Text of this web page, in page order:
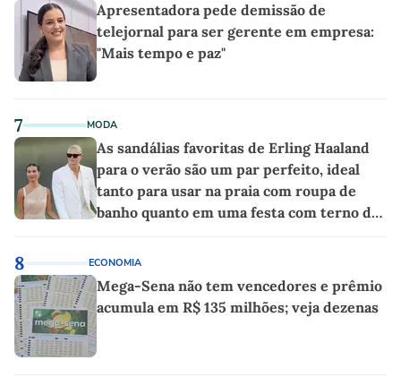
Apresentadora pede demissão de
telejornal para ser gerente em empresa:
"Mais tempo e paz"
7 MODA
As sandálias favoritas de Erling Haaland
para o verão são um par perfeito, ideal
tanto para usar na praia com roupa de
banho quanto em uma festa com terno de
8 ECONOMIA
Mega-Sena não tem vencedores e prêmio
acumula em R$ 135 milhões; veja dezenas